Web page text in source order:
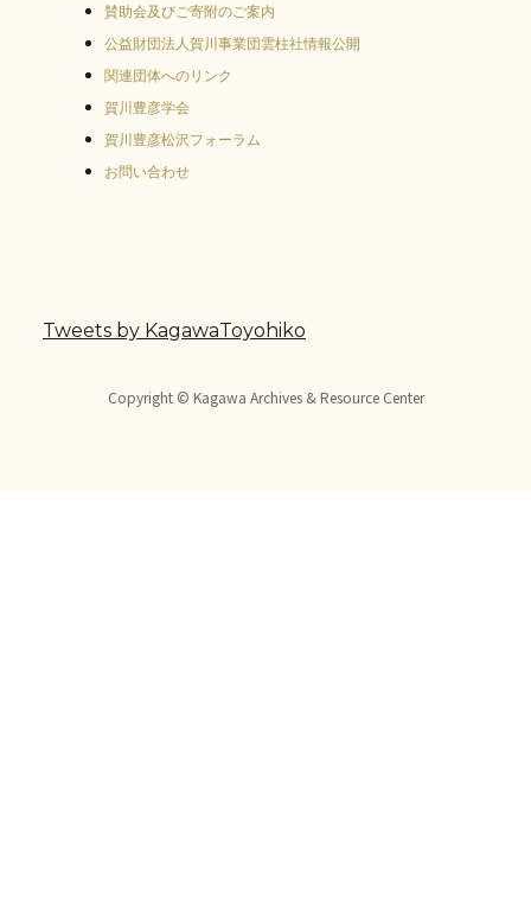
賛助会及びご寄附のご案内
公益財団法人賀川事業団雲柱社情報公開
関連団体へのリンク
賀川豊彦学会
賀川豊彦松沢フォーラム
お問い合わせ
Tweets by KagawaToyohiko
Copyright © Kagawa Archives & Resource Center